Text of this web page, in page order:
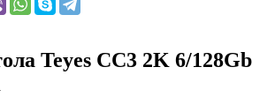
Teyes CC3 2K 6/128Gb